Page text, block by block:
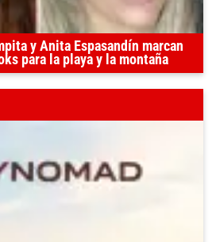
y Anita Espasandín marcan
para la playa y la montaña